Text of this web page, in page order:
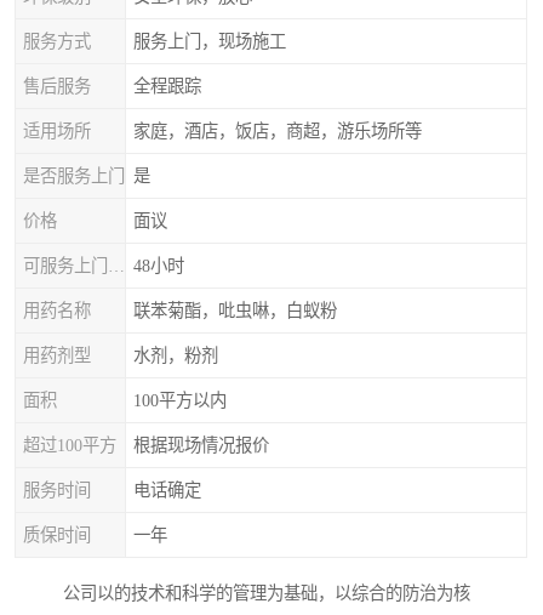
服务方式 服务上门，现场施工
售后服务 全程跟踪
适用场所 家庭，酒店，饭店，商超，游乐场所等
是否服务上门 是
价格 面议
48小时
用药名称 联苯菊酯，吡虫啉，白蚁粉
用药剂型 水剂，粉剂
面积 100平方以内
超过100平方 根据现场情况报价
服务时间 电话确定
质保时间 一年
公司以的技术和科学的管理为基础，以综合的防治为核